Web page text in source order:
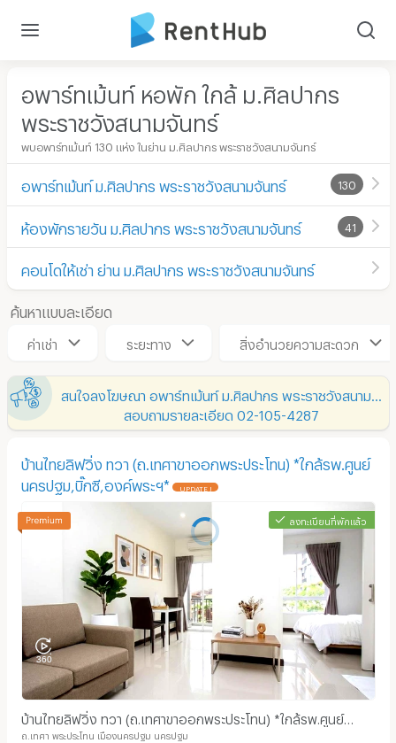
อพาร์ทเม้นท์ หอพัก ใกล้ ม.ศิลปากร
พระราชวังสนามจันทร์
พบอพาร์ทเม้นท์ 130 แห่ง ในย่าน ม.ศิลปากร พระราชวังสนามจันทร์
อพาร์ทเม้นท์ ม.ศิลปากร พระราชวังสนามจันทร์ 130
ห้องพักรายวัน ม.ศิลปากร พระราชวังสนามจันทร์ 41
คอนโดให้เช่า ย่าน ม.ศิลปากร พระราชวังสนามจันทร์
ค้นหาแบบละเอียด
ค่าเช่า ระยะทาง สิ่งอำนวยความสะดวก
สอบถามรายละเอียด 02-105-4287
บ้านไทยลิฟวิ่ง ทวา (ถ.เทศาขาออกพระประโทน) *ใกล้รพ.ศูนย์
นครปฐม,บิ๊กซี,องค์พระฯ*
UPDATE !
ลงทะเบียนที่พักแล้ว
บ้านไทยลิฟวิ่ง ทวา (ถ.เทศาขาออกพระประโทน) *ใกล้รพ.ศูนย์
นครปฐม,บิ๊กซี,องค์พระฯ*
ถ.เทศา พระประโทน เมืองนครปฐม นครปฐม